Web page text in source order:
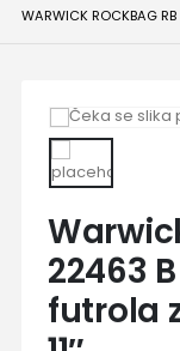
WARWICK ROCKBAG
22463
futrola